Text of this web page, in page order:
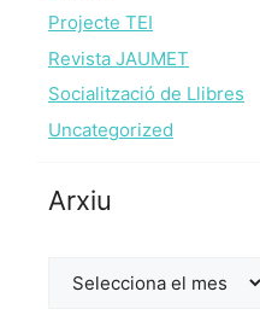
Projecte TEI
Revista JAUMET
Socialització de Llibres
Uncategorized
Arxiu